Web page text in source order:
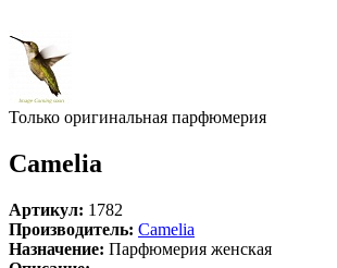
Только оригинальная парфюмерия
Camelia
Артикул: 1782
Производитель: Camelia
Назначение: Парфюмерия женская